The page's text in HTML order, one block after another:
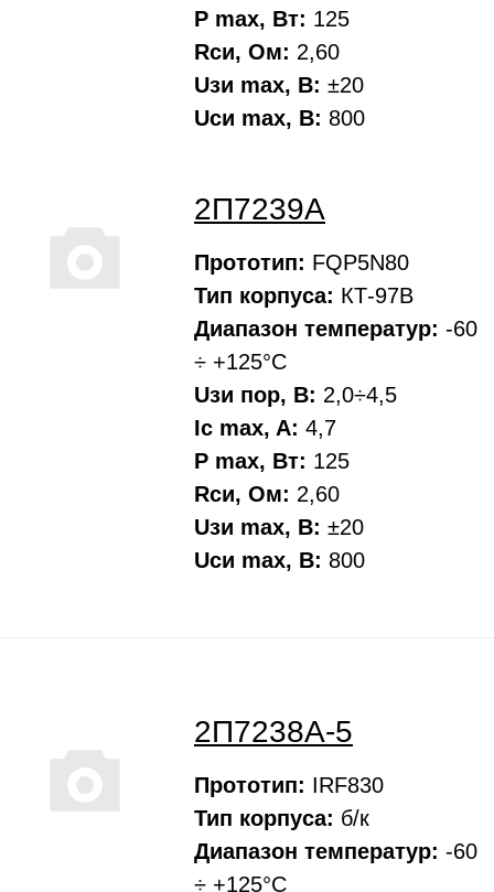
P max, Вт: 125
Rси, Oм: 2,60
Uзи max, В: ±20
Uси max, В: 800
2П7239А
Прототип: FQP5N80
Тип корпуса: КТ-97В
Диапазон температур: -60
÷ +125°С
Uзи пор, В: 2,0÷4,5
Ic max, A: 4,7
P max, Вт: 125
Rси, Oм: 2,60
Uзи max, В: ±20
Uси max, В: 800
2П7238А-5
Прототип: IRF830
Тип корпуса: б/к
Диапазон температур: -60
÷ +125°С